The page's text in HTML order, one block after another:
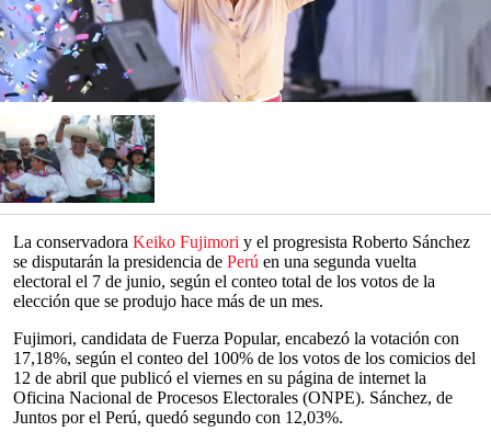
La conservadora Keiko Fujimori y el progresista Roberto Sánchez
se disputarán la presidencia de Perú en una segunda vuelta
electoral el 7 de junio, según el conteo total de los votos de la
elección que se produjo hace más de un mes.
Fujimori, candidata de Fuerza Popular, encabezó la votación con
17,18%, según el conteo del 100% de los votos de los comicios del
12 de abril que publicó el viernes en su página de internet la
Oficina Nacional de Procesos Electorales (ONPE). Sánchez, de
Juntos por el Perú, quedó segundo con 12,03%.